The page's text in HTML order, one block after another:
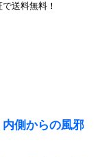
送料無料！
側からの風邪